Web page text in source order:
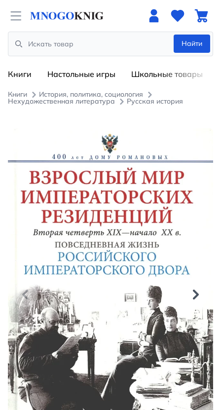
Open menu
Search
Найти
Книги Настольные игры Школьные товары
Книги История, политика, социология
Нехудожественная литература Русская история